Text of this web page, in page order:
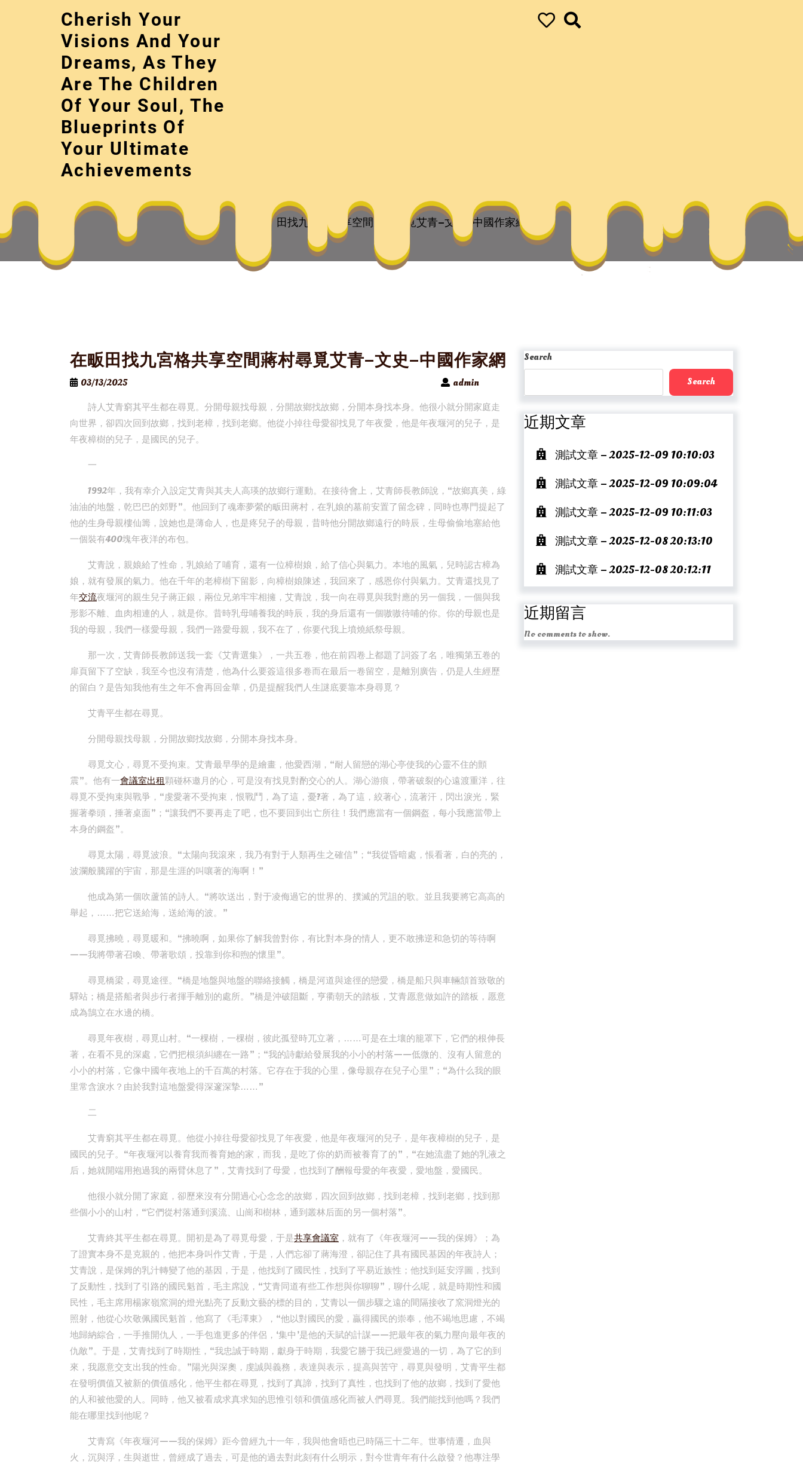
Cherish Your
Visions And Your
Dreams, As They
Are The Children
Of Your Soul, The
Blueprints Of
Your Ultimate
Achievements
在畈田找九宮格共享空間蔣村尋覓艾青–文史–中國作家網
Cherish your visions and your dreams, as they are the children of your soul, the blueprints of your ultimate achievements vapor
田找九宮格共享空間蔣村尋覓艾青–文史–中國作家網
在畈田找九宮格共享空間蔣村尋覓艾青–文史–中國作家網
03/13/2025
admin
詩人艾青窮其平生都在尋覓。分開母親找母親，分開故鄉找故鄉，分開本身找本身。他很小就分開家庭走
向世界，卻四次回到故鄉，找到老樟，找到老鄉。他從小掉往母愛卻找見了年夜愛，他是年夜堰河的兒子，是
年夜樟樹的兒子，是國民的兒子。
一
1992年，我有幸介入設定艾青與其夫人高瑛的故鄉行運動。在接待會上，艾青師長教師說，“故鄉真美，綠
油油的地盤，乾巴巴的郊野”。他回到了魂牽夢縈的畈田蔣村，在乳娘的墓前安置了留念碑，同時也專門提起了
他的生身母親樓仙籌，說她也是薄命人，也是疼兒子的母親，昔時他分開故鄉遠行的時辰，生母偷偷地塞給他
一個裝有400塊年夜洋的布包。
艾青說，親娘給了性命，乳娘給了哺育，還有一位樟樹娘，給了信心與氣力。本地的風氣，兒時認古樟為
娘，就有發展的氣力。他在千年的老樟樹下留影，向樟樹娘陳述，我回來了，感恩你付與氣力。艾青還找見了
年交流夜堰河的親生兒子蔣正銀，兩位兄弟牢牢相擁，艾青說，我一向在尋覓與我對應的另一個我，一個與我
形影不離、血肉相連的人，就是你。昔時乳母哺養我的時辰，我的身后還有一個嗷嗷待哺的你。你的母親也是
我的母親，我們一樣愛母親，我們一路愛母親，我不在了，你要代我上墳燒紙祭母親。
那一次，艾青師長教師送我一套《艾青選集》，一共五卷，他在前四卷上都題了詞簽了名，唯獨第五卷的
扉頁留下了空缺，我至今也沒有清楚，他為什么要簽這很多卷而在最后一卷留空，是離別廣告，仍是人生經歷
的留白？是告知我他有生之年不會再回金華，仍是提醒我們人生謎底要靠本身尋覓？
艾青平生都在尋覓。
分開母親找母親，分開故鄉找故鄉，分開本身找本身。
尋覓文心，尋覓不受拘束。艾青最早學的是繪畫，他愛西湖，“耐人留戀的湖心亭使我的心靈不住的顫
震”。他有一會議室出租顆碰杯邀月的心，可是沒有找見對酌交心的人。湖心游痕，帶著破裂的心遠渡重洋，往
尋覓不受拘束與戰爭，“虔愛著不受拘束，恨戰鬥，為了這，憂?著，為了這，絞著心，流著汗，閃出淚光，緊
握著拳頭，捶著桌面”；“讓我們不要再走了吧，也不要回到出亡所往！我們應當有一個鋼盔，每小我應當帶上
本身的鋼盔”。
尋覓太陽，尋覓波浪。“太陽向我滾來，我乃有對于人類再生之確信”；“我從昏暗處，悵看著，白的亮的，
波瀾般騰躍的宇宙，那是生涯的叫嚷著的海啊！”
他成為第一個吹蘆笛的詩人。“將吹送出，對于凌侮過它的世界的、撲滅的咒詛的歌。並且我要將它高高的
舉起，……把它送給海，送給海的波。”
尋覓拂曉，尋覓暖和。“拂曉啊，如果你了解我曾對你，有比對本身的情人，更不敢拂逆和急切的等待啊
——我將帶著召喚、帶著歌頌，投靠到你和煦的懷里”。
尋覓橋梁，尋覓途徑。“橋是地盤與地盤的聯絡接觸，橋是河道與途徑的戀愛，橋是船只與車輛頷首致敬的
驛站；橋是搭船者與步行者揮手離別的處所。”橋是沖破阻斷，亨衢朝天的踏板，艾青愿意做如許的踏板，愿意
成為鵠立在水邊的橋。
尋覓年夜樹，尋覓山村。“一棵樹，一棵樹，彼此孤登時兀立著，……可是在土壤的籠罩下，它們的根伸長
著，在看不見的深處，它們把根須糾纏在一路”；“我的詩獻給發展我的小小的村落——低微的、沒有人留意的
小小的村落，它像中國年夜地上的千百萬的村落。它存在于我的心里，像母親存在兒子心里”；“為什么我的眼
里常含淚水？由於我對這地盤愛得深邃深摯……”
二
艾青窮其平生都在尋覓。他從小掉往母愛卻找見了年夜愛，他是年夜堰河的兒子，是年夜樟樹的兒子，是
國民的兒子。“年夜堰河以養育我而養育她的家，而我，是吃了你的奶而被養育了的”，“在她流盡了她的乳液之
后，她就開端用抱過我的兩臂休息了”，艾青找到了母愛，也找到了酬報母愛的年夜愛，愛地盤，愛國民。
他很小就分開了家庭，卻歷來沒有分開過心心念念的故鄉，四次回到故鄉，找到老樟，找到老鄉，找到那
些個小小的山村，“它們從村落通到溪流、山崗和樹林，通到叢林后面的另一個村落”。
艾青終其平生都在尋覓。開初是為了尋覓母愛，于是共享會議室 ，就有了《年夜堰河——我的保姆》；為
了證實本身不是克親的，他把本身叫作艾青，于是，人們忘卻了蔣海澄，卻記住了具有國民基因的年夜詩人；
艾青說，是保姆的乳汁轉變了他的基因，于是，他找到了國民性，找到了平易近族性；他找到延安浮圖，找到
了反動性，找到了引路的國民魁首，毛主席說，“艾青同道有些工作想與你聊聊”，聊什么呢，就是時期性和國
民性，毛主席用楊家嶺窯洞的燈光點亮了反動文藝的標的目的，艾青以一個步驟之遠的間隔接收了窯洞燈光的
照射，他從心坎敬佩國民魁首，他寫了《毛澤東》，“他以對國民的愛，贏得國民的崇奉，他不竭地思慮，不竭
地歸納綜合，一手推開仇人，一手包進更多的伴侶，‘集中’是他的天賦的計謀——把最年夜的氣力壓向最年夜的
仇敵”。于是，艾青找到了時期性，“我忠誠于時期，獻身于時期，我愛它勝于我已經愛過的一切，為了它的到
來，我愿意交支出我的性命。”陽光與深奧，虔誠與義務，表達與表示，提高與苦守，尋覓與發明，艾青平生都
在發明價值又被新的價值感化，他平生都在尋覓，找到了真諦，找到了真性，也找到了他的故鄉，找到了愛他
的人和被他愛的人。同時，他又被看成求真求知的思惟引領和價值感化而被人們尋覓。我們能找到他嗎？我們
能在哪里找到他呢？
艾青寫《年夜堰河——我的保姆》距今曾經九十一年，我與他會晤也已時隔三十二年。世事情遷，血與
火，沉與浮，生與逝世，曾經成了過去，可是他的過去對此刻有什么明示，對今世青年有什么啟發？他專注學
Search
Search
近期文章
測試文章 – 2025-12-09 10:10:03
測試文章 – 2025-12-09 10:09:04
測試文章 – 2025-12-09 10:11:03
測試文章 – 2025-12-08 20:13:10
測試文章 – 2025-12-08 20:12:11
近期留言
No comments to show.